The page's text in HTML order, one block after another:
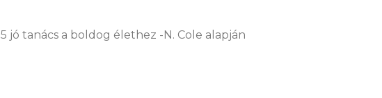
5 jó tanács a boldog élethez -N. Cole alapján